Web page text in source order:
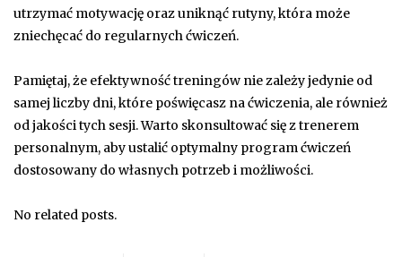
utrzymać motywację oraz uniknąć rutyny, która może
zniechęcać do regularnych ćwiczeń.
Pamiętaj, że efektywność treningów nie zależy jedynie od
samej liczby dni, które poświęcasz na ćwiczenia, ale również
od jakości tych sesji. Warto skonsultować się z trenerem
personalnym, aby ustalić optymalny program ćwiczeń
dostosowany do własnych potrzeb i możliwości.
No related posts.